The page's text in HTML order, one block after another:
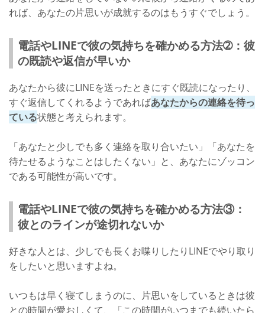
れば、あなたの片思いが成就するのはもうすぐでしょう。
電話やLINEで彼の気持ちを確かめる方法➁：彼
の既読や返信が早いか
あなたから彼にLINEを送ったときにすぐ既読になったり、
すぐ返信してくれるようであればあなたからの連絡を待っ
ている状態と考えられます。
「あなたと少しでも多く連絡を取り合いたい」「あなたを
待たせるようなことはしたくない」と、あなたにゾッコン
である可能性が高いです。
電話やLINEで彼の気持ちを確かめる方法③：
彼とのラインが途切れないか
好きな人とは、少しでも長くお喋りしたりLINEでやり取り
をしたいと思いますよね。
いつもは早く寝てしまうのに、片思いをしているときは彼
との時間が愛おしくて、「この時間がいつまでも続いたら